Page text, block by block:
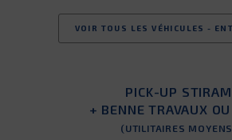
VOIR TOUS LES VÉHICULES -
PICK-UP STIRAM
+ BENNE TRAVAUX
(UTILITAIRES